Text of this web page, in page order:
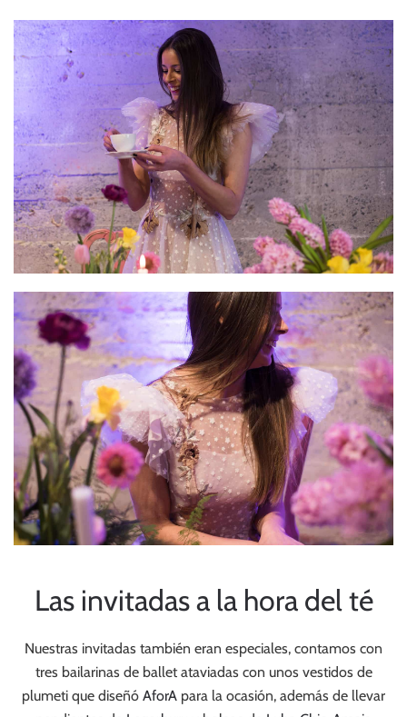
Las invitadas a la hora del té
Nuestras invitadas también eran especiales, contamos con
tres bailarinas de ballet ataviadas con unos vestidos de
plumeti que diseñó AforA para la ocasión, además de llevar